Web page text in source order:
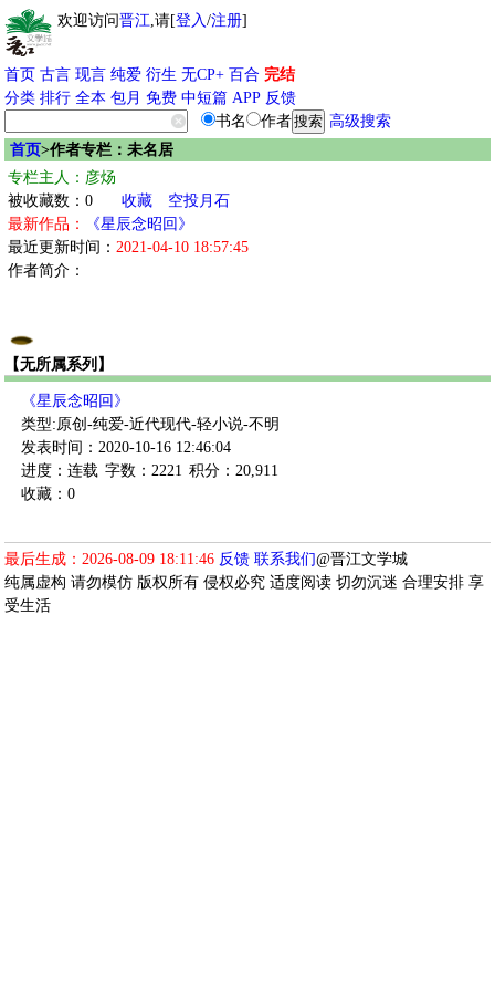
欢迎访问晋江,请[登入/注册]
首页 古言 现言 纯爱 衍生 无CP+ 百合 完结
分类 排行 全本 包月 免费 中短篇 APP 反馈
书名
作者
高级搜索
首页>作者专栏：未名居
专栏主人：彦炀
被收藏数：0
收藏
空投月石
最新作品：
《星辰念昭回》
最近更新时间： 2021-04-10 18:57:45
作者简介：
【无所属系列】
《星辰念昭回》
类型:原创-纯爱-近代现代-轻小说-不明
发表时间：2020-10-16 12:46:04
进度：连载 字数：2221 积分：20,911
收藏：0
最后生成：2026-08-09 18:11:46 反馈 联系我们@晋江文学城
纯属虚构 请勿模仿 版权所有 侵权必究 适度阅读 切勿沉迷 合理安排 享
受生活